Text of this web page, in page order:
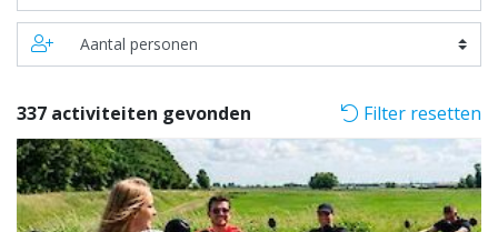
337 activiteiten gevonden Filter resetten